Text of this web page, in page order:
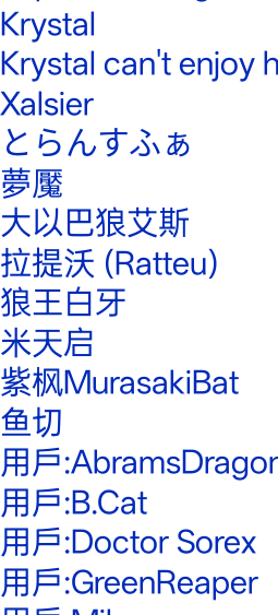
Krystal
Krystal can't enjoy
Xalsier
とらんすふぁ
夢魘
大以巴狼艾斯
拉提沃 (Ratteu)
狼王白牙
米天启
紫枫MurasakiBat
鱼切
用戶
用戶:B.Cat
用戶:Doctor Sorex
用戶:GreenReaper